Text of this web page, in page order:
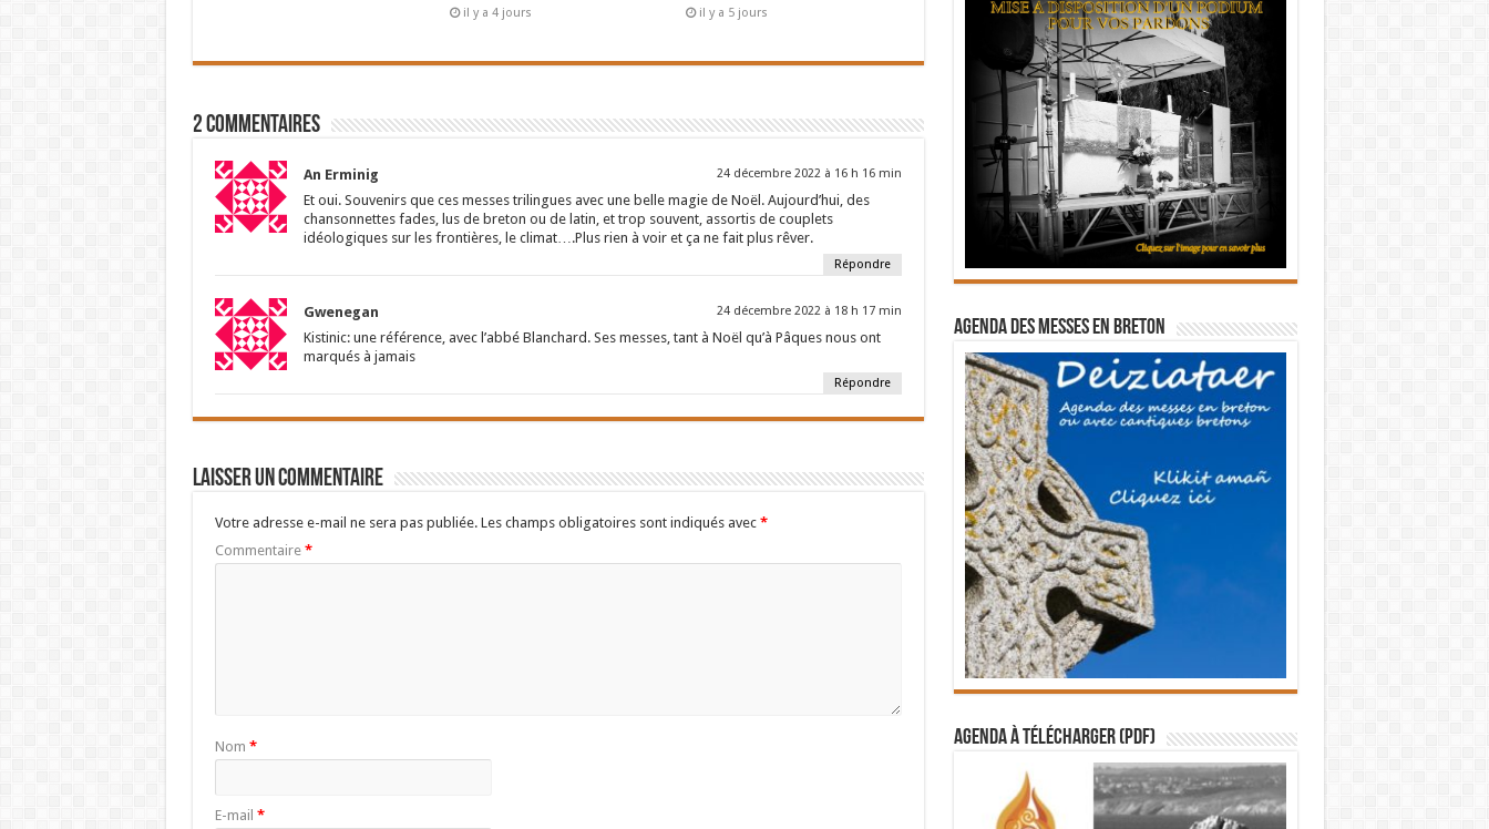
il y a 4 jours il y a 5 jours
2 Commentaires
An Erminig 24 décembre 2022 à 16 h 16 min
Et oui. Souvenirs que ces messes trilingues avec une belle magie de Noël. Aujourd’hui, des
chansonnettes fades, lus de breton ou de latin, et trop souvent, assortis de couplets
idéologiques sur les frontières, le climat….Plus rien à voir et ça ne fait plus rêver.
Répondre
Gwenegan 24 décembre 2022 à 18 h 17 min
Kistinic: une référence, avec l’abbé Blanchard. Ses messes, tant à Noël qu’à Pâques nous ont
marqués à jamais
Répondre
Laisser un commentaire
Votre adresse e-mail ne sera pas publiée. Les champs obligatoires sont indiqués avec *
Commentaire *
Nom *
E-mail *
Agenda des messes en breton
Agenda à télécharger (PDF)